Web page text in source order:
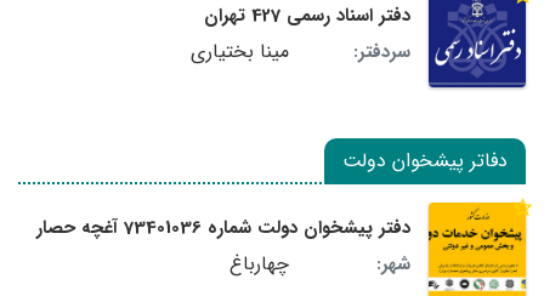
دفتر اسناد رسمی 427 تهران
سردفتر:
مینا بختیاری
دفاتر پیشخوان دولت
دفتر پیشخوان دولت شماره 73401036 آغچه حصار
شهر:
چهارباغ